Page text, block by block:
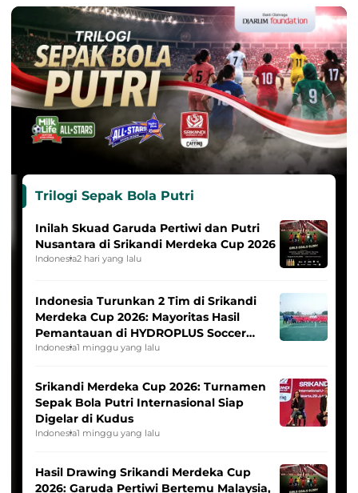
Trilogi Sepak Bola Putri
Inilah Skuad Garuda Pertiwi dan Putri
Nusantara di Srikandi Merdeka Cup 2026
Indonesia2 hari yang lalu
Indonesia Turunkan 2 Tim di Srikandi
Merdeka Cup 2026: Mayoritas Hasil
Pemantauan di HYDROPLUS Soccer
League
Indonesia1 minggu yang lalu
Srikandi Merdeka Cup 2026: Turnamen
Sepak Bola Putri Internasional Siap
Digelar di Kudus
Indonesia1 minggu yang lalu
Hasil Drawing Srikandi Merdeka Cup
2026: Garuda Pertiwi Bertemu Malaysia,